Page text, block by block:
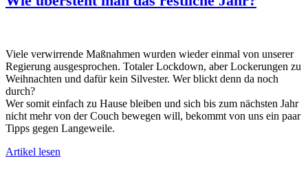
Viele verwirrende Maßnahmen wurden wieder einmal von unserer
Regierung ausgesprochen. Totaler Lockdown, aber Lockerungen zu
Weihnachten und dafür kein Silvester. Wer blickt denn da noch
durch?
Wer somit einfach zu Hause bleiben und sich bis zum nächsten Jahr
nicht mehr von der Couch bewegen will, bekommt von uns ein paar
Tipps gegen Langeweile.
Artikel lesen